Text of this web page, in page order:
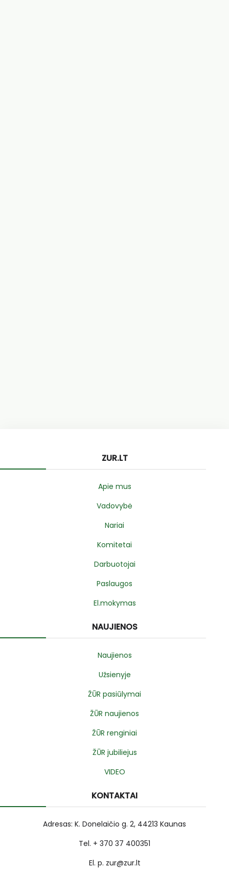
ZUR.LT
Apie mus
Vadovybė
Nariai
Komitetai
Darbuotojai
Paslaugos
El.mokymas
NAUJIENOS
Naujienos
Užsienyje
ŽŪR pasiūlymai
ŽŪR naujienos
ŽŪR renginiai
ŽŪR jubiliejus
VIDEO
KONTAKTAI
Adresas: K. Donelaičio g. 2, 44213 Kaunas
Tel. + 370 37 400351
El. p. zur@zur.lt